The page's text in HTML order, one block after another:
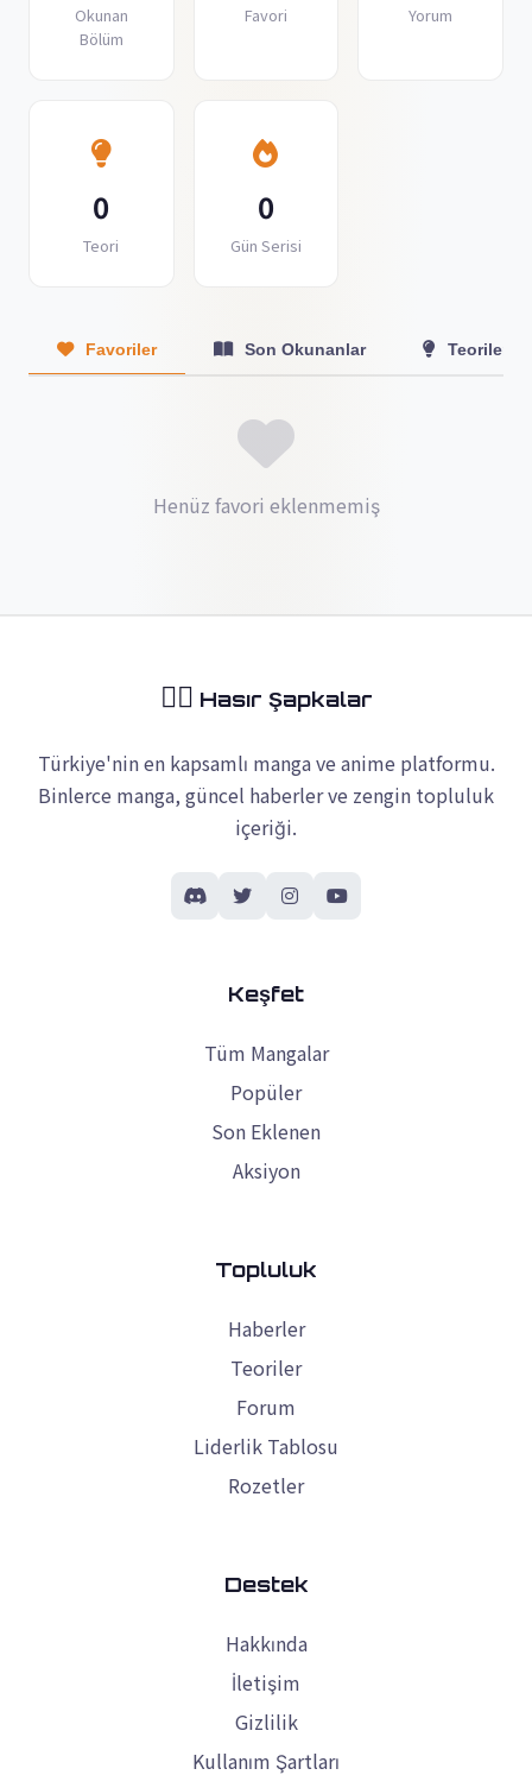
Okunan
Bölüm
Favori Yorum
0
Teori
0
Gün Serisi
Favoriler Son Okunanlar Teoriler
Henüz favori eklenmemiş
🏴‍☠️ Hasır Şapkalar
Türkiye'nin en kapsamlı manga ve anime platformu.
Binlerce manga, güncel haberler ve zengin topluluk
içeriği.
Keşfet
Tüm Mangalar
Popüler
Son Eklenen
Aksiyon
Topluluk
Haberler
Teoriler
Forum
Liderlik Tablosu
Rozetler
Destek
Hakkında
İletişim
Gizlilik
Kullanım Şartları